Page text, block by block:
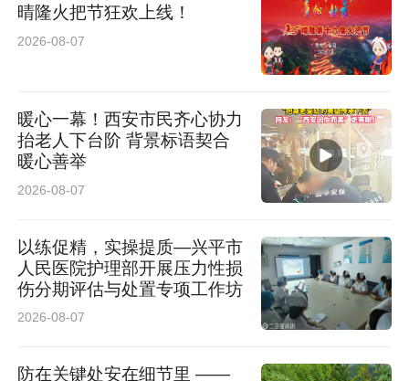
跨国守护：爱尔全球连锁体系无缝衔接
让小何感动的，不仅是专业的诊疗，还有医院为
她安排的跨国复查服务。“我原本担心回新加坡后
复查不方便，没想到医院提前帮我预约好了新加
坡爱尔分院的复查，全程对接非常顺畅。”术后一
晴隆火把节狂欢上线！
2026-08-07
暖心一幕！西安市民齐心协力
抬老人下台阶 背景标语契合
暖心善举
2026-08-07
以练促精，实操提质—兴平市
人民医院护理部开展压力性损
伤分期评估与处置专项工作坊
2026-08-07
防在关键处安在细节里 ——